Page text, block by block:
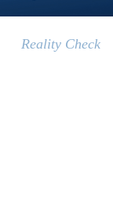
Reality Check